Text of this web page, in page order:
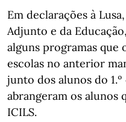
Em declarações à
Adjunto e da
alguns programas que
escolas no anterior
junto dos alunos do
abrangeram os alunos
ICILS.